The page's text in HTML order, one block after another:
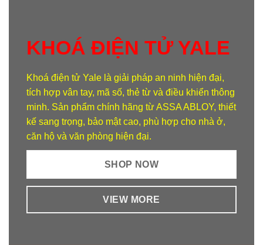
KHOÁ ĐIỆN TỬ YALE
Khoá điện tử Yalelà giải pháp an ninh hiện đại,
tích hợp vân tay, mã số, thẻ từ và điều khiển thông
minh. Sản phẩm chính hãng từ ASSA ABLOY, thiết
kế sang trọng, bảo mật cao, phù hợp cho nhà ở,
căn hộ và văn phòng hiện đại.
SHOP NOW
VIEW MORE